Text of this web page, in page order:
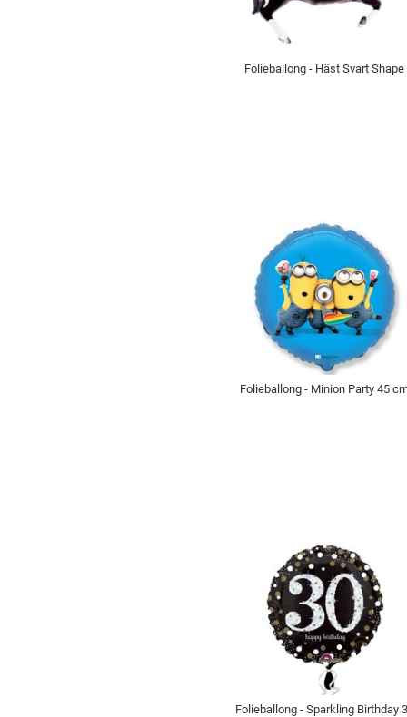
Folieballong - Häst Svart Shape
Folieballong - Minion Party 45
Folieballong - Sparkling Birthday